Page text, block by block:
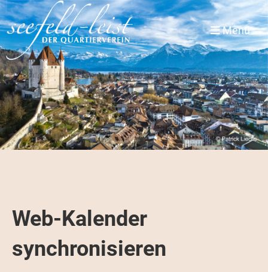
Menü
Web-Kalender
synchronisieren